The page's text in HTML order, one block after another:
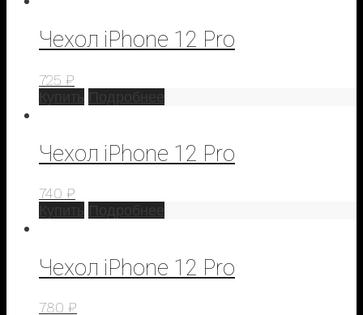
Чехол iPhone 12 Pro
725 ₽
Чехол iPhone 12 Pro
740 ₽
Чехол iPhone 12 Pro
780 ₽